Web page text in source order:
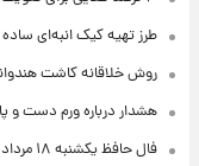
طرز تهیه کیک انبه‌ای
روش خلاقانه کاشت
هشدار درباره ورم دست و
فال حافظ یکشنبه ۱۸ مرداد ماه ۱۴۰۵